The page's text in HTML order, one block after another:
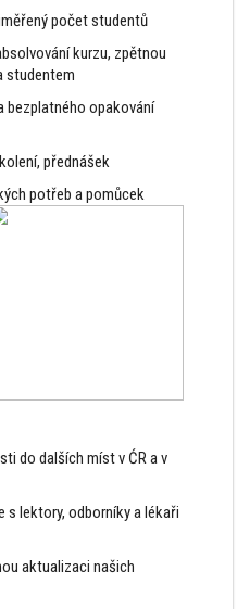
počet studentů
kurzu, zpětnou
studentem
opakování
přednášek
potřeb a pomůcek
do dalších míst v ĆR a v
s lektory, odborníky a lékaři
aktualizaci našich